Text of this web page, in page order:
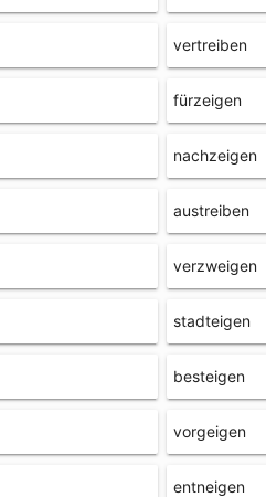
vertreiben
fürzeigen
nachzeigen
austreiben
verzweigen
stadteigen
besteigen
vorgeigen
entneigen